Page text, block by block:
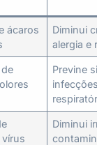
ácaros
Diminui
alergia e
Previne
infecções
vírus
Diminui